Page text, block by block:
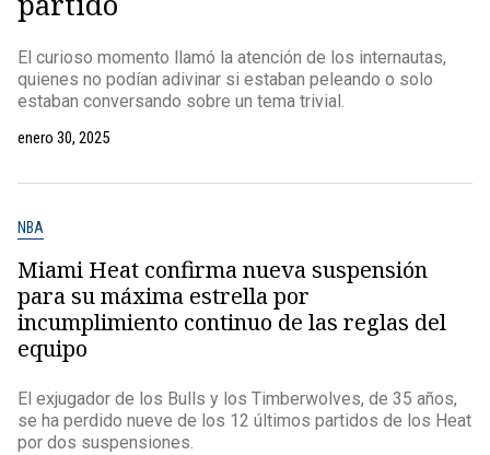
El curioso momento llamó la atención de los internautas,
quienes no podían adivinar si estaban peleando o solo
estaban conversando sobre un tema trivial.
enero 30, 2025
NBA
Miami Heat confirma nueva suspensión
para su máxima estrella por
incumplimiento continuo de las reglas del
equipo
El exjugador de los Bulls y los Timberwolves, de 35 años,
se ha perdido nueve de los 12 últimos partidos de los Heat
por dos suspensiones.